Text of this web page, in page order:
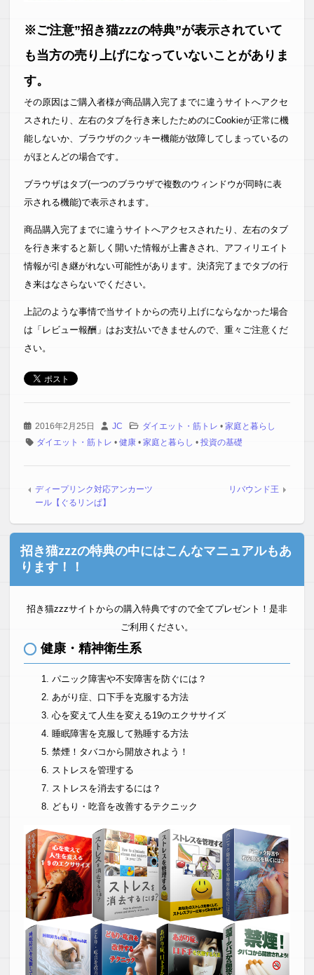
※ご注意”招き猫zzzの特典”が表示されていて
も当方の売り上げになっていないことがありま
す。
その原因はご購入者様が商品購入完了までに違うサイトへアクセ
スされたり、左右のタブを行き来したためのにCookieが正常に機
能しないか、ブラウザのクッキー機能が故障してしまっているの
がほとんどの場合です。
ブラウザはタブ(一つのブラウザで複数のウィンドウが同時に表
示される機能)で表示されます。
商品購入完了までに違うサイトへアクセスされたり、左右のタブ
を行き来すると新しく開いた情報が上書きされ、アフィリエイト
情報が引き継がれない可能性があります。決済完了までタブの行
き来はなさらないでください。
上記のような事情で当サイトからの売り上げにならなかった場合
は「レビュー報酬」はお支払いできませんので、重々ご注意くだ
さい。
2016年2月25日 JC ダイエット・筋トレ • 家庭と暮らし
ダイエット・筋トレ • 健康 • 家庭と暮らし • 投資の基礎
ディープリンク対応アンカーツ
ール【ぐるリンぱ】
リバウンド王
招き猫zzzの特典の中にはこんなマニュアルもあ
ります！！
招き猫zzzサイトからの購入特典ですので全てプレゼント！是非
ご利用ください。
健康・精神衛生系
パニック障害や不安障害を防ぐには？
あがり症、口下手を克服する方法
心を変えて人生を変える19のエクササイズ
睡眠障害を克服して熟睡する方法
禁煙！タバコから開放されよう！
ストレスを管理する
ストレスを消去するには？
どもり・吃音を改善するテクニック